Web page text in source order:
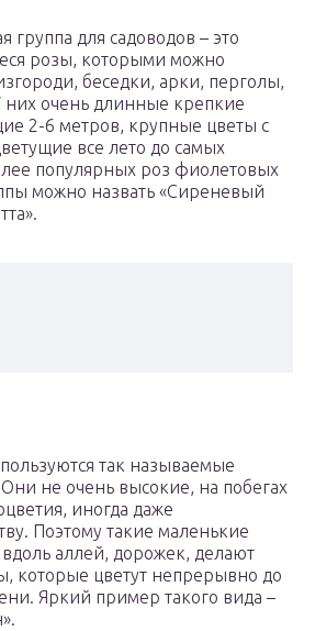
группа для садоводов – это
розы, которыми можно
беседки, арки, перголы,
них очень длинные крепкие
2-6 метров, крупные цветы с
все лето до самых
популярных роз фиолетовых
можно назвать «Сиреневый
так называемые
не очень высокие, на побегах
иногда даже
Поэтому такие маленькие
аллей, дорожек, делают
которые цветут непрерывно до
Яркий пример такого вида –